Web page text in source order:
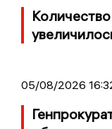
05/08/2026